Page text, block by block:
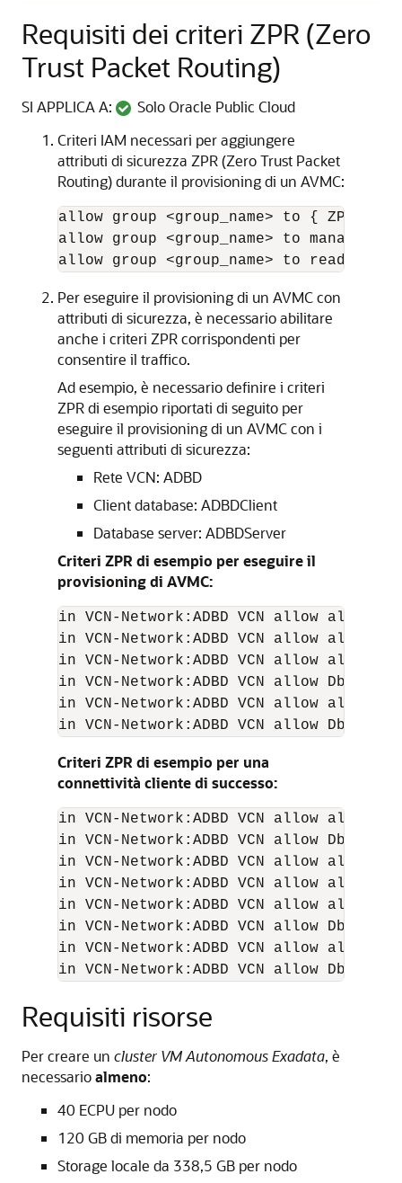
Requisiti dei criteri ZPR (Zero
Trust Packet Routing)
SI APPLICA A:
Solo Oracle Public Cloud
Criteri IAM necessari per aggiungere
attributi di sicurezza ZPR (Zero Trust Packet
Routing) durante il provisioning di un AVMC:
allow group <group_name> to {
allow group <group_name> to manage
allow group <group_name> to read
Per eseguire il provisioning di un AVMC con
attributi di sicurezza, è necessario abilitare
anche i criteri ZPR corrispondenti per
consentire il traffico.
Ad esempio, è necessario definire i criteri
ZPR di esempio riportati di seguito per
eseguire il provisioning di un AVMC con i
seguenti attributi di sicurezza:
Rete VCN: ADBD
Client database: ADBDClient
Database server: ADBDServer
Criteri ZPR di esempio per eseguire il
provisioning di AVMC:
in VCN-Network:ADBD VCN allow all-
in VCN-Network:ADBD VCN allow all-
in VCN-Network:ADBD VCN allow all-
in VCN-Network:ADBD VCN allow Db-
in VCN-Network:ADBD VCN allow all-
in VCN-Network:ADBD VCN allow Db-
Criteri ZPR di esempio per una
connettività cliente di successo:
in VCN-Network:ADBD VCN allow all-
in VCN-Network:ADBD VCN allow Db-
in VCN-Network:ADBD VCN allow all-
in VCN-Network:ADBD VCN allow all-
in VCN-Network:ADBD VCN allow all-
in VCN-Network:ADBD VCN allow Db-
in VCN-Network:ADBD VCN allow all-
in VCN-Network:ADBD VCN allow Db-
Requisiti risorse
Per creare un cluster VM Autonomous Exadata, è
necessarioalmeno:
40 ECPU per nodo
120 GB di memoria per nodo
Storage locale da 338,5 GB per nodo